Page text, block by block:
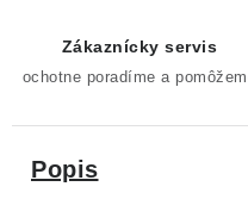
Zákaznícky servis
ochotne poradíme a
Popis